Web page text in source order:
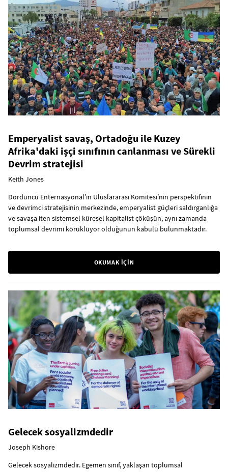
Emperyalist savaş, Ortadoğu ile Kuzey
Afrika'daki işçi sınıfının canlanması ve Sürekli
Devrim stratejisi
Keith Jones
Dördüncü Enternasyonal’in Uluslararası Komitesi’nin perspektifinin
ve devrimci stratejisinin merkezinde, emperyalist güçleri saldırganlığa
ve savaşa iten sistemsel küresel kapitalist çöküşün, aynı zamanda
toplumsal devrimi körüklüyor olduğunun kabulü bulunmaktadır.
OKUMAK İÇİN
Gelecek sosyalizmdedir
Joseph Kishore
Gelecek sosyalizmdedir. Egemen sınıf, yaklaşan toplumsal